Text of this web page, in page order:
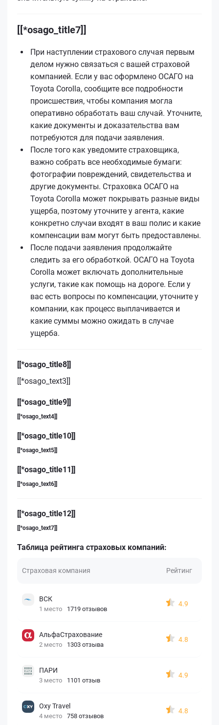
[[*osago_title7]]
При наступлении страхового случая первым
делом нужно связаться с вашей страховой
компанией. Если у вас оформлено ОСАГО на
Toyota Corolla, сообщите все подробности
происшествия, чтобы компания могла
оперативно обработать ваш случай. Уточните,
какие документы и доказательства вам
потребуются для подачи заявления.
После того как уведомите страховщика,
важно собрать все необходимые бумаги:
фотографии повреждений, свидетельства и
другие документы. Страховка ОСАГО на
Toyota Corolla может покрывать разные виды
ущерба, поэтому уточните у агента, какие
конкретно случаи входят в ваш полис и какие
компенсации вам могут быть предоставлены.
После подачи заявления продолжайте
следить за его обработкой. ОСАГО на Toyota
Corolla может включать дополнительные
услуги, такие как помощь на дороге. Если у
вас есть вопросы по компенсации, уточните у
компании, как процесс выплачивается и
какие суммы можно ожидать в случае
ущерба.
[[*osago_title8]]
[[*osago_text3]]
[[*osago_title9]]
[[*osago_text4]]
[[*osago_title10]]
[[*osago_text5]]
[[*osago_title11]]
[[*osago_text6]]
[[*osago_title12]]
[[*osago_text7]]
Таблица рейтинга страховых компаний:
Страховая компания Рейтинг
ВСК
1 место 1719 отзывов
4.9
АльфаСтрахование
2 место 1303 отзыва
4.8
ПАРИ
3 место 1101 отзыв
4.9
Oxy Travel
4 место 758 отзывов
4.8